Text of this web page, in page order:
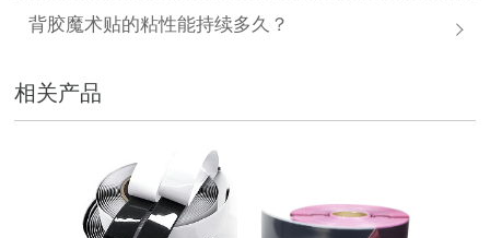
背胶魔术贴的粘性能持续多久？
相关产品